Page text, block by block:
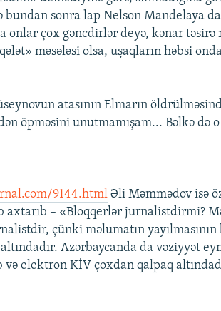
bundan sonra lap Nelson Mandelaya
onlar çox gəncdirlər deyə, kənar təsirə
məsələsi olsa, uşaqların həbsi
atasının Elmarın
öpməsini unutmamışam... Bəlkə də o
9144.html Əli Məmmədov isə
axtarıb – «Bloqqerlər jurnalistdirmi?
çünki məlumatın yayılmasının
Azərbaycanda da vəziyyət
və elektron KİV çoxdan qalpaq